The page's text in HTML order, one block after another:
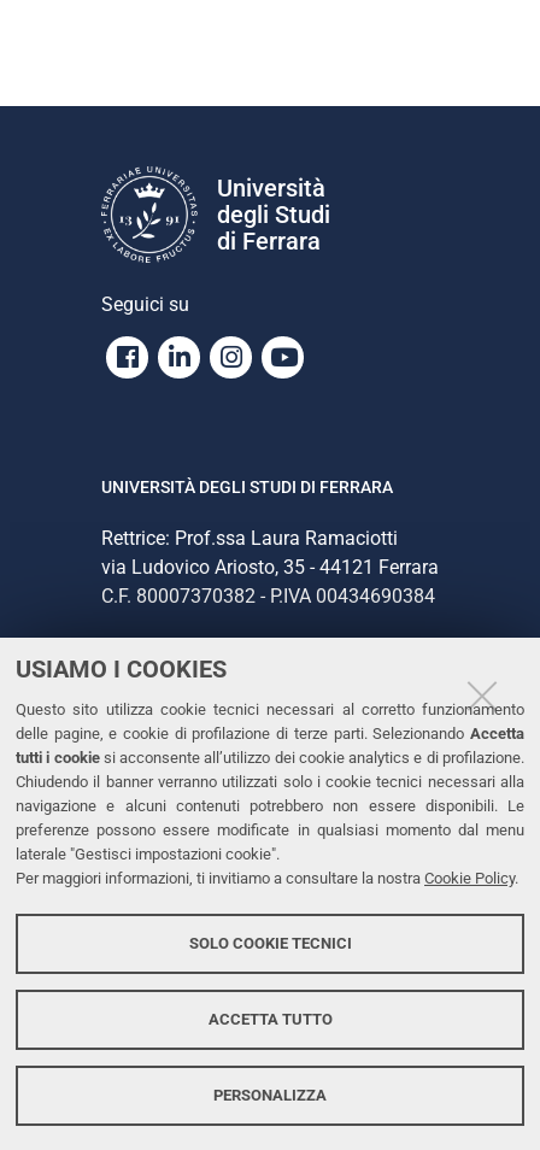
USIAMO I COOKIES
Questo sito utilizza cookie tecnici necessari al corretto funzionamento
delle pagine, e cookie di profilazione di terze parti. Selezionando Accetta
tutti i cookiesi acconsente all’utilizzo dei cookie analytics e di profilazione.
Chiudendo il banner verranno utilizzati solo i cookie tecnici necessari alla
navigazione e alcuni contenuti potrebbero non essere disponibili. Le
preferenze possono essere modificate in qualsiasi momento dal menu
laterale "Gestisci impostazioni cookie".
Per maggiori informazioni, ti invitiamo a consultare la nostra Cookie Policy.
SOLO COOKIE TECNICI
ACCETTA TUTTO
PERSONALIZZA
Università
degli Studi
di Ferrara
Seguici su
Facebook
LinkedinInstagram
Youtube
UNIVERSITÀ DEGLI STUDI DI FERRARA
Rettrice: Prof.ssa Laura Ramaciotti
via Ludovico Ariosto, 35 - 44121 Ferrara
C.F. 80007370382 - P.IVA 00434690384
CONTATTI
Tel. +39 0532 293111
Fax. +39 0532 293031
PEC
LINKS
Dichiarazione di accessibilità
Protezione dati personali